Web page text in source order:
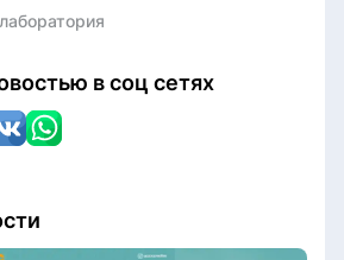
в соц сетях